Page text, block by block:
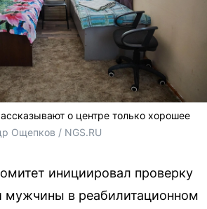
о центре только хорошее
Ощепков / NGS.RU
инициировал проверку
мужчины в реабилитационном